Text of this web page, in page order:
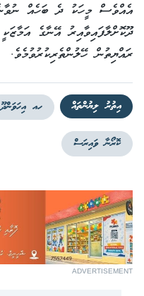
ދޫކޮށްލާފައިވާއިރު އޭނާގެ
ރައްޔިތުން ހޭލުންތެރިކުރުވުމެވެ.
އިތުރު ލިޔުންތައް ހއ އިހަވަންދޫ
ކޮރޯނާ ވައިރަސް
ADVERTISEMENT